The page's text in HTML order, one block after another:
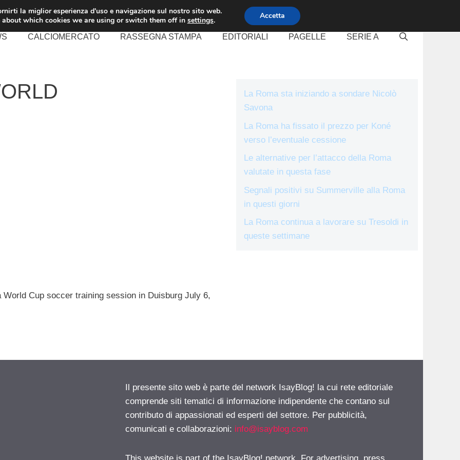
CALCIOMERCATO RASSEGNA STAMPA EDITORIALI PAGELLE SERIE A
Cup soccer training session in Duisburg July 6,
La Roma sta iniziando a sondare Nicolò
Savona
La Roma ha fissato il prezzo per Koné
verso l’eventuale cessione
Le alternative per l’attacco della Roma
valutate in questa fase
Segnali positivi su Summerville alla Roma
in questi giorni
La Roma continua a lavorare su Tresoldi in
queste settimane
Il presente sito web è parte del network IsayBlog! la cui rete editoriale
comprende siti tematici di informazione indipendente che contano sul
contributo di appassionati ed esperti del settore. Per pubblicità,
comunicati e collaborazioni: info@isayblog.com
la miglior esperienza d'uso e navigazione sul nostro sito web.
about which cookies we are using or switch them off in settings. Accetta